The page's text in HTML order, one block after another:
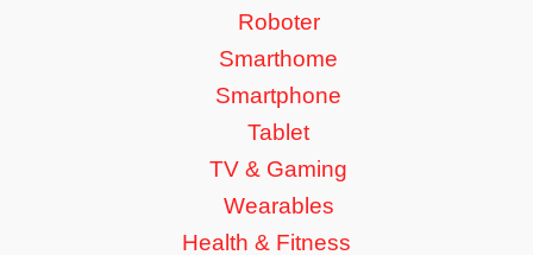
Roboter
Smarthome
Smartphone
Tablet
TV & Gaming
Wearables
Health & Fitness